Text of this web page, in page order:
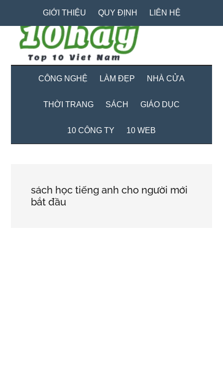
content
secondary
menu
primary
sidebar
GIỚI THIỆU QUY ĐỊNH LIÊN HỆ
CÔNG NGHỆ LÀM ĐẸP NHÀ CỬA
THỜI TRANG SÁCH GIÁO DỤC
10 CÔNG TY 10 WEB
sách học tiếng anh cho người mới
bắt đầu